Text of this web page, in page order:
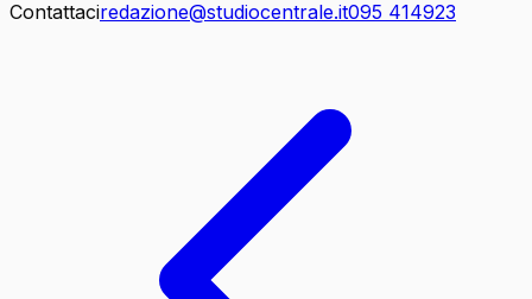
Contattaciredazione@studiocentrale.it095 414923